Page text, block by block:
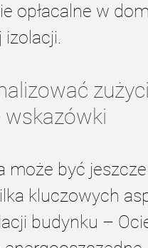
opłacalne w
wskazówki
może być
kluczowych
budynku –